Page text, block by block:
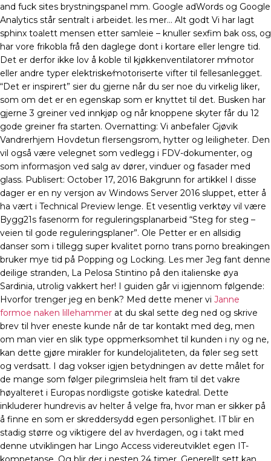
and fuck sites brystningspanel mm. Google adWords og Google
Analytics står sentralt i arbeidet. les mer… Alt godt Vi har lagt
sphinx toalett mensen etter samleie – knuller sexfim bak oss, og
har vore frikobla frå den daglege dont i kortare eller lengre tid.
Det er derfor ikke lov å koble til kjøkkenventilatorer m⁄motor
eller andre typer elektriske⁄motoriserte vifter til fellesanlegget.
“Det er inspirert” sier du gjerne når du ser noe du virkelig liker,
som om det er en egenskap som er knyttet til det. Busken har
gjerne 3 greiner ved innkjøp og når knoppene skyter får du 12
gode greiner fra starten. Overnatting: Vi anbefaler Gjøvik
Vandrerhjem Hovdetun flersengsrom, hytter og leiligheter. Den
vil også være velegnet som vedlegg i FDV-dokumenter, og
som informasjon ved salg av dører, vinduer og fasader med
glass. Publisert: October 17, 2016 Bakgrunn for artikkel I disse
dager er en ny versjon av Windows Server 2016 sluppet, etter å
ha vært i Technical Preview lenge. Et vesentlig verktøy vil være
Bygg21s fasenorm for reguleringsplanarbeid “Steg for steg –
veien til gode reguleringsplaner”. Ole Petter er en allsidig
danser som i tillegg super kvalitet porno trans porno breakingen
bruker mye tid på Popping og Locking. Les mer Jeg fant denne
deilige stranden, La Pelosa Stintino på den italienske øya
Sardinia, utrolig vakkert her! I guiden går vi igjennom følgende:
Hvorfor trenger jeg en benk? Med dette mener vi Janne
formoe naken lillehammer at du skal sette deg ned og skrive
brev til hver eneste kunde når de tar kontakt med deg, men
om man vier en slik type oppmerksomhet til kunden i ny og ne,
kan dette gjøre mirakler for kundelojaliteten, da føler seg sett
og verdsatt. I dag vokser igjen betydningen av dette målet for
de mange som følger pilegrimsleia helt fram til det vakre
høyalteret i Europas nordligste gotiske katedral. Dette
inkluderer hundrevis av helter å velge fra, hvor man er sikker på
å finne en som er skreddersydd egen personlighet. IT blir en
stadig større og viktigere del av hverdagen, og i takt med
denne utviklingen har Lingo Access videreutviklet egen IT-